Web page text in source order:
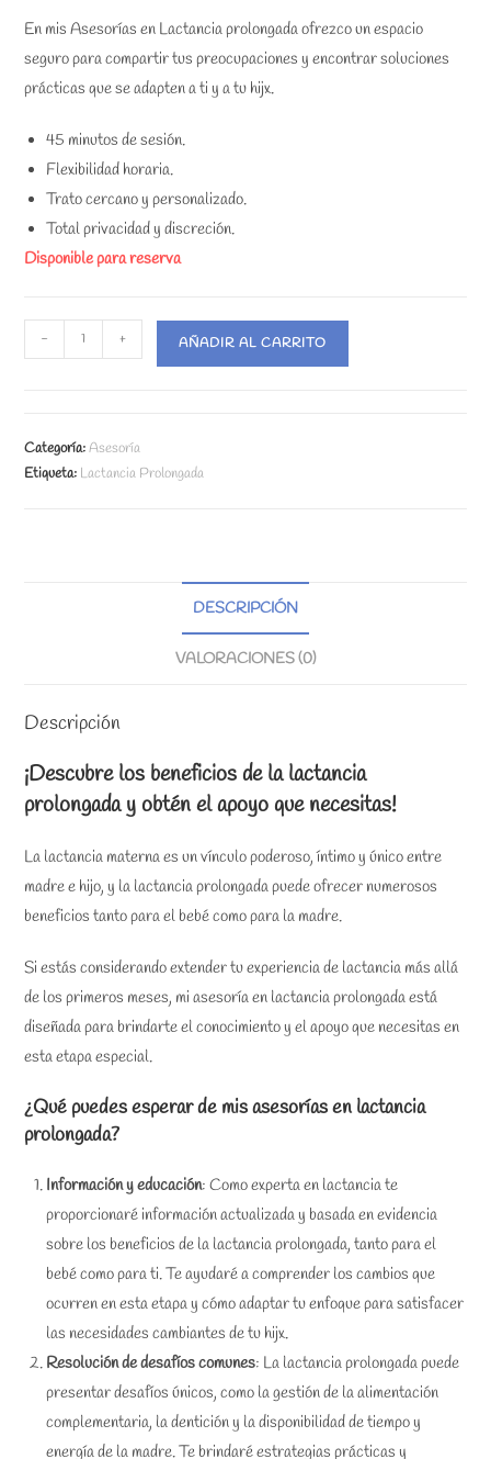
En mis Asesorías en Lactancia prolongada ofrezco un espacio
seguro para compartir tus preocupaciones y encontrar soluciones
prácticas que se adapten a ti y a tu hijx.
45 minutos de sesión.
Flexibilidad horaria.
Trato cercano y personalizado.
Total privacidad y discreción.
Disponible para reserva
Asesorías
en
(3
sesiones)
- + AÑADIR AL CARRITO
Categoría:Asesoría
Etiqueta: Lactancia Prolongada
DESCRIPCIÓN
VALORACIONES (0)
Descripción
¡Descubre los beneficios de la lactancia
prolongada y obtén el apoyo que necesitas!
La lactancia materna es un vínculo poderoso, íntimo y único entre
madre e hijo, y la lactancia prolongada puede ofrecer numerosos
beneficios tanto para el bebé como para la madre.
Si estás considerando extender tu experiencia de lactancia más allá
de los primeros meses, mi asesoría en lactancia prolongada está
diseñada para brindarte el conocimiento y el apoyo que necesitas en
esta etapa especial.
¿Qué puedes esperar de mis asesorías en lactancia
prolongada?
Información y educación: Como experta en lactancia te
proporcionaré información actualizada y basada en evidencia
sobre los beneficios de la lactancia prolongada, tanto para el
bebé como para ti. Te ayudaré a comprender los cambios que
ocurren en esta etapa y cómo adaptar tu enfoque para satisfacer
las necesidades cambiantes de tu hijx.
Resolución de desafíos comunes: La lactancia prolongada puede
presentar desafíos únicos, como la gestión de la alimentación
complementaria, la dentición y la disponibilidad de tiempo y
energía de la madre. Te brindaré estrategias prácticas y